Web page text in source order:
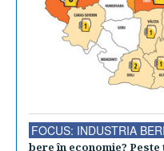
FOCUS: INDUSTRIA
bere în economie?